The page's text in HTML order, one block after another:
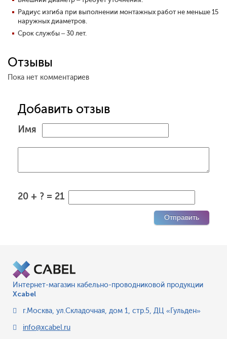
Радиус изгиба при выполнении монтажных работ не меньше 15
наружных диаметров.
Срок службы – 30 лет.
Отзывы
Пока нет комментариев
Добавить отзыв
Имя
20 + ? = 21
Интернет-магазин кабельно-проводниковой продукции
Xcabel
г.Москва, ул.Складочная, дом 1, стр.5, ДЦ «Гульден»
info@xcabel.ru